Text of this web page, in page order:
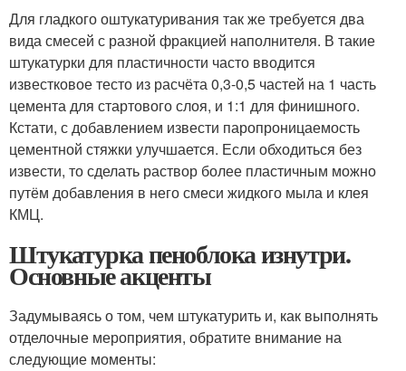
Для гладкого оштукатуривания так же требуется два
вида смесей с разной фракцией наполнителя. В такие
штукатурки для пластичности часто вводится
известковое тесто из расчёта 0,3-0,5 частей на 1 часть
цемента для стартового слоя, и 1:1 для финишного.
Кстати, с добавлением извести паропроницаемость
цементной стяжки улучшается. Если обходиться без
извести, то сделать раствор более пластичным можно
путём добавления в него смеси жидкого мыла и клея
КМЦ.
Штукатурка пеноблока изнутри.
Основные акценты
Задумываясь о том, чем штукатурить и, как выполнять
отделочные мероприятия, обратите внимание на
следующие моменты: